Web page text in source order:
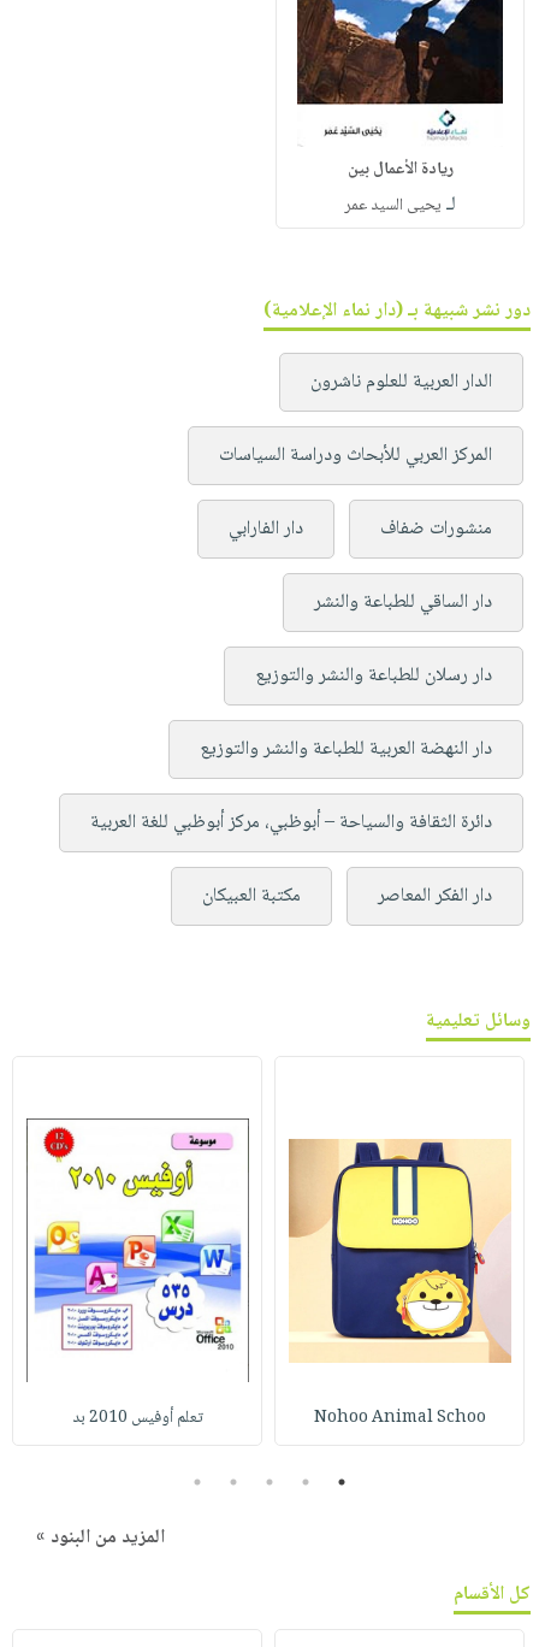
ريادة الأعمال بين
لـ يحيى السيد عمر
دور نشر شبيهة بـ (دار نماء الإعلامية)
الدار العربية للعلوم ناشرون
المركز العربي للأبحاث ودراسة السياسات
منشورات ضفاف دار الفارابي
دار الساقي للطباعة والنشر
دار رسلان للطباعة والنشر والتوزيع
دار النهضة العربية للطباعة والنشر والتوزيع
دائرة الثقافة والسياحة – أبوظبي، مركز أبوظبي للغة العربية
دار الفكر المعاصر مكتبة العبيكان
وسائل تعليمية
Nohoo Animal Schoo تعلم أوفيس 2010 بد
1
2
3
4
5
المزيد من البنود »
كل الأقسام